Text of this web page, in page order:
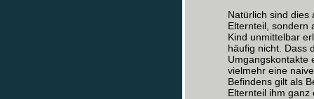
Natürlich sind dies
Elternteil, sondern
Kind unmittelbar
häufig nicht. Dass
Umgangskontakte
vielmehr eine
Befindens gilt als
Elternteil ihm ganz